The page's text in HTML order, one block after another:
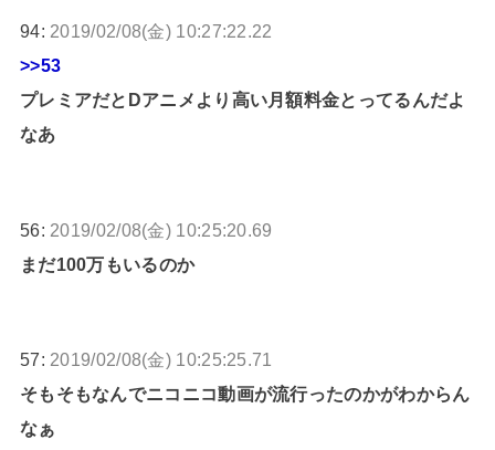
94: 2019/02/08(金) 10:27:22.22
>>53
プレミアだとDアニメより高い月額料金とってるんだよ
なあ
56: 2019/02/08(金) 10:25:20.69
まだ100万もいるのか
57: 2019/02/08(金) 10:25:25.71
そもそもなんでニコニコ動画が流行ったのかがわからん
なぁ